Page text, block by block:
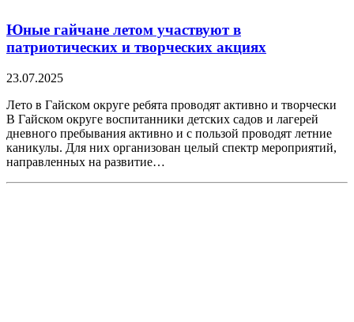
Юные гайчане летом участвуют в
патриотических и творческих акциях
23.07.2025
Лето в Гайском округе ребята проводят активно и творчески
В Гайском округе воспитанники детских садов и лагерей
дневного пребывания активно и с пользой проводят летние
каникулы. Для них организован целый спектр мероприятий,
направленных на развитие…